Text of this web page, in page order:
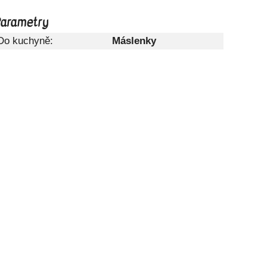
kuchyně: Máslenky